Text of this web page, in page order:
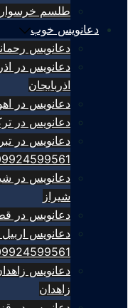
طلسم خرسوار
دعانویس خوب
دعانویس
اذربایجان
دعانویس در اهواز +
دعانویس در ترکیه 09924599561 +
دعانویس در
شیراز
دعانویس در قطر 09924599561 +
زاهدان